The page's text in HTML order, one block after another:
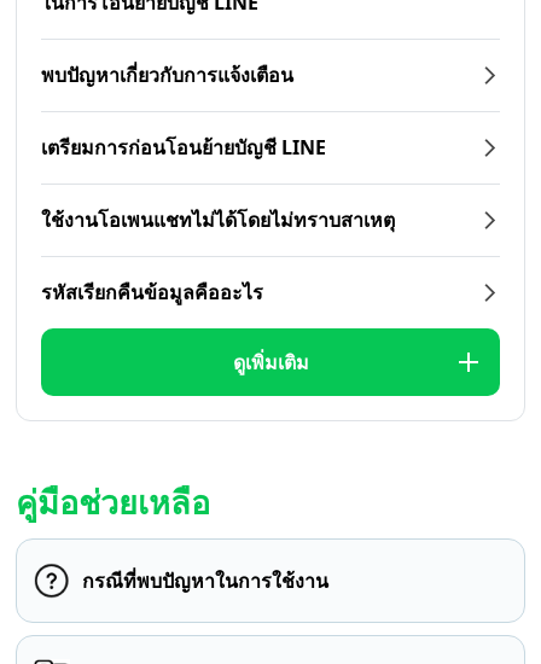
พบปัญหาเกี่ยวกับการแจ้งเตือน
เตรียมการก่อนโอนย้ายบัญชี LINE
ใช้งานโอเพนแชทไม่ได้โดยไม่ทราบสาเหตุ
รหัสเรียกคืนข้อมูลคืออะไร
ดูเพิ่มเติม
คู่มือช่วยเหลือ
กรณีที่พบปัญหาในการใช้งาน